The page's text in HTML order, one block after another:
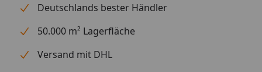
Deutschlands bester Händler
50.000 m² Lagerfläche
Versand mit DHL